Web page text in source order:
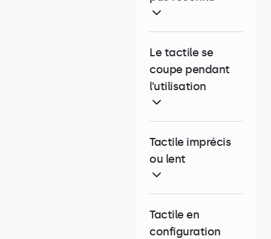
Le tactile se
coupe pendant
l’utilisation
Tactile imprécis
ou lent
Tactile en
configuration